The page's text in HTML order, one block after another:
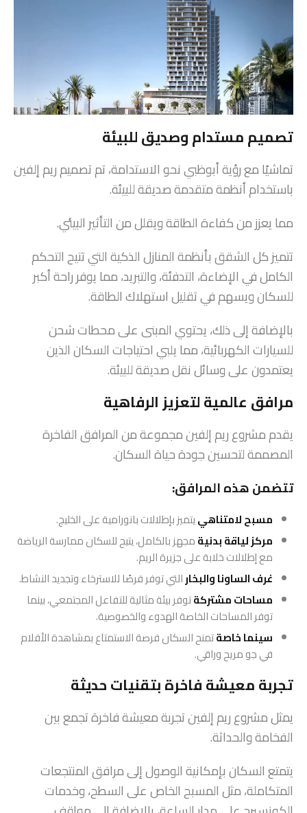
تصميم مستدام وصديق للبيئة
تماشيًا مع رؤية أبوظبي نحو الاستدامة، تم تصميم ريم إلفين
باستخدام أنظمة متقدمة صديقة للبيئة.
مما يعزز من كفاءة الطاقة ويقلل من التأثير البيئي.
تتميز كل الشقق بأنظمة المنازل الذكية التي تتيح التحكم
الكامل في الإضاءة، التدفئة، والتبريد، مما يوفر راحة أكبر
للسكان ويسهم في تقليل استهلاك الطاقة.
بالإضافة إلى ذلك، يحتوي المبنى على محطات شحن
للسيارات الكهربائية، مما يلبي احتياجات السكان الذين
يعتمدون على وسائل نقل صديقة للبيئة.
مرافق عالمية لتعزيز الرفاهية
يقدم مشروع ريم إلفين مجموعة من المرافق الفاخرة
المصممة لتحسين جودة حياة السكان.
تتضمن هذه المرافق:
مسبح لامتناهييتميز بإطلالات بانورامية على الخليج.
مركز لياقة بدنيةمجهز بالكامل، يتيح للسكان ممارسة الرياضة
مع إطلالات خلابة على جزيرة الريم.
غرف الساونا والبخارالتي توفر فرصًا للاسترخاء وتجديد النشاط.
مساحات مشتركةتوفر بيئة مثالية للتفاعل المجتمعي، بينما
توفر المساحات الخاصة الهدوء والخصوصية.
سينما خاصةتمنح السكان فرصة الاستمتاع بمشاهدة الأفلام
في جو مريح وراقي.
تجربة معيشة فاخرة بتقنيات حديثة
يمثل مشروع ريم إلفين تجربة معيشة فاخرة تجمع بين
الفخامة والحداثة.
يتمتع السكان بإمكانية الوصول إلى مرافق المنتجعات
المتكاملة، مثل المسبح الخاص على السطح، وخدمات